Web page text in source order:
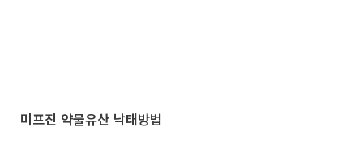
미프진 약물유산 낙태방법